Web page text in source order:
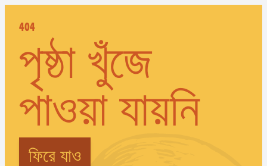
404
পৃষ্ঠা খুঁজে
পাওয়া যায়নি
ফিরে যাও